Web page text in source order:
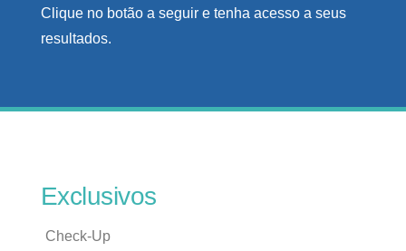
Clique no botão a seguir e tenha acesso a seus
resultados.
Exclusivos
Check-Up